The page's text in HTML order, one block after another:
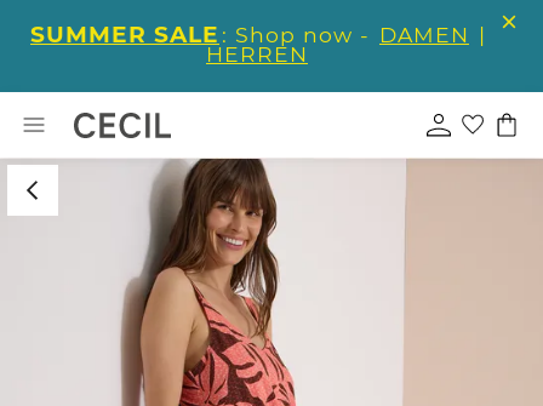
SUMMER SALE : Shop now - DAMEN |
HERREN